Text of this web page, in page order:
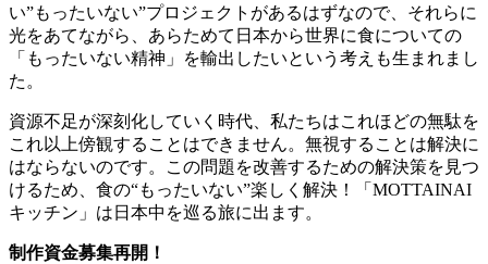
い”もったいない”プロジェクトがあるはずなので、それらに
光をあてながら、あらためて日本から世界に食についての
「もったいない精神」を輸出したいという考えも生まれまし
た。
資源不足が深刻化していく時代、私たちはこれほどの無駄を
これ以上傍観することはできません。無視することは解決に
はならないのです。この問題を改善するための解決策を見つ
けるため、食の“もったいない”楽しく解決！「MOTTAINAI
キッチン」は日本中を巡る旅に出ます。
制作資金募集再開！